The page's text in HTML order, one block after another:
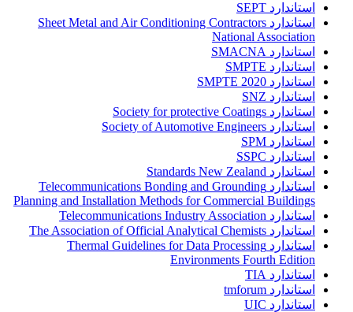
استاندارد SEPT
استاندارد Sheet Metal and Air Conditioning Contractors
National Association
استاندارد SMACNA
استاندارد SMPTE
استاندارد SMPTE 2020
استاندارد SNZ
استاندارد Society for protective Coatings
استاندارد Society of Automotive Engineers
استاندارد SPM
استاندارد SSPC
استاندارد Standards New Zealand
استاندارد Telecommunications Bonding and Grounding
Planning and Installation Methods for Commercial Buildings
استاندارد Telecommunications Industry Association
استاندارد The Association of Official Analytical Chemists
استاندارد Thermal Guidelines for Data Processing
Environments Fourth Edition
استاندارد TIA
استاندارد tmforum
استاندارد UIC